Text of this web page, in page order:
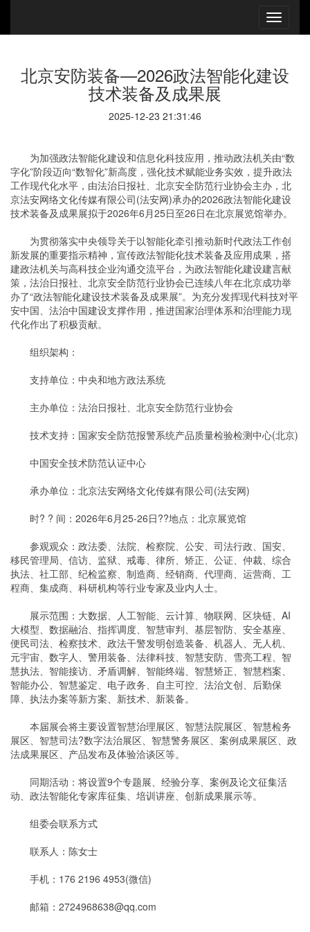
北京安防装备—2026政法智能化建设
技术装备及成果展
2025-12-23 21:31:46
为加强政法智能化建设和信息化科技应用，推动政法机关由“数
字化”阶段迈向“数智化”新高度，强化技术赋能业务实效，提升政法
工作现代化水平，由法治日报社、北京安全防范行业协会主办，北
京法安网络文化传媒有限公司(法安网)承办的2026政法智能化建设
技术装备及成果展拟于2026年6月25日至26日在北京展览馆举办。
为贯彻落实中央领导关于以智能化牵引推动新时代政法工作创
新发展的重要指示精神，宣传政法智能化技术装备及应用成果，搭
建政法机关与高科技企业沟通交流平台，为政法智能化建设建言献
策，法治日报社、北京安全防范行业协会已连续八年在北京成功举
办了“政法智能化建设技术装备及成果展”。为充分发挥现代科技对平
安中国、法治中国建设支撑作用，推进国家治理体系和治理能力现
代化作出了积极贡献。
组织架构：
支持单位：中央和地方政法系统
主办单位：法治日报社、北京安全防范行业协会
技术支持：国家安全防范报警系统产品质量检验检测中心(北京)
中国安全技术防范认证中心
承办单位：北京法安网络文化传媒有限公司(法安网)
时? ? 间：2026年6月25-26日??地点：北京展览馆
参观观众：政法委、法院、检察院、公安、司法行政、国安、
移民管理局、信访、监狱、戒毒、律所、矫正、公证、仲裁、综合
执法、社工部、纪检监察、制造商、经销商、代理商、运营商、工
程商、集成商、科研机构等行业专家及业内人士。
展示范围：大数据、人工智能、云计算、物联网、区块链、AI
大模型、数据融治、指挥调度、智慧审判、基层智防、安全基座、
便民司法、检察技术、政法干警发明创造装备、机器人、无人机、
元宇宙、数字人、警用装备、法律科技、智慧安防、雪亮工程、智
慧执法、智能接访、矛盾调解、智能终端、智慧矫正、智慧档案、
智能办公、智慧鉴定、电子政务、自主可控、法治文创、后勤保
障、执法办案等新方案、新技术、新装备。
本届展会将主要设置智慧治理展区、智慧法院展区、智慧检务
展区、智慧司法?数字法治展区、智慧警务展区、案例成果展区、政
法成果展区、产品发布及体验洽谈区等。
同期活动：将设置9个专题展、经验分享、案例及论文征集活
动、政法智能化专家库征集、培训讲座、创新成果展示等。
组委会联系方式
联系人：陈女士
手机：176 2196 4953(微信)
邮箱：2724968638@qq.com